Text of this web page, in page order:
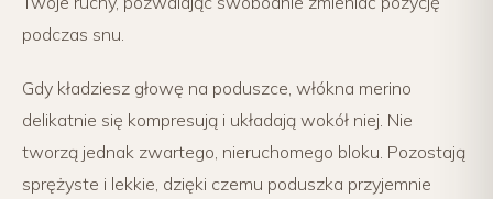
podczas snu.
Gdy kładziesz głowę na poduszce, włókna merino
delikatnie się kompresują i układają wokół niej. Nie
tworzą jednak zwartego, nieruchomego bloku. Pozostają
sprężyste i lekkie, dzięki czemu poduszka przyjemnie